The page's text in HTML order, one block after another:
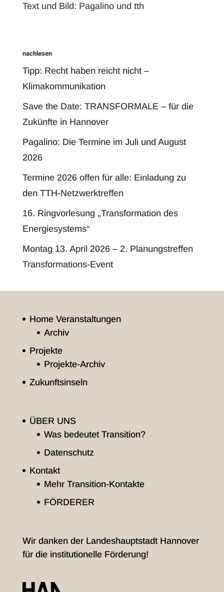
Text und Bild: Pagalino und tth
nachlesen
Tipp: Recht haben reicht nicht –
Klimakommunikation
Save the Date: TRANSFORMALE – für die
Zukünfte in Hannover
Pagalino: Die Termine im Juli und August
2026
Termine 2026 offen für alle: Einladung zu
den TTH-Netzwerktreffen
16. Ringvorlesung „Transformation des
Energiesystems“
Montag 13. April 2026 – 2. Planungstreffen
Transformations-Event
Home Veranstaltungen
Archiv
Projekte
Projekte-Archiv
Zukunftsinseln
ÜBER UNS
Was bedeutet Transition?
Datenschutz
Kontakt
Mehr Transition-Kontakte
FÖRDERER
Wir danken der Landeshauptstadt Hannover
für die institutionelle Förderung!